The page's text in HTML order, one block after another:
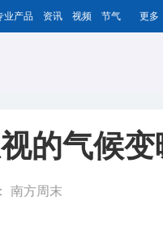
业产品 资讯 视频 节气 更多
的气候变
南方周末